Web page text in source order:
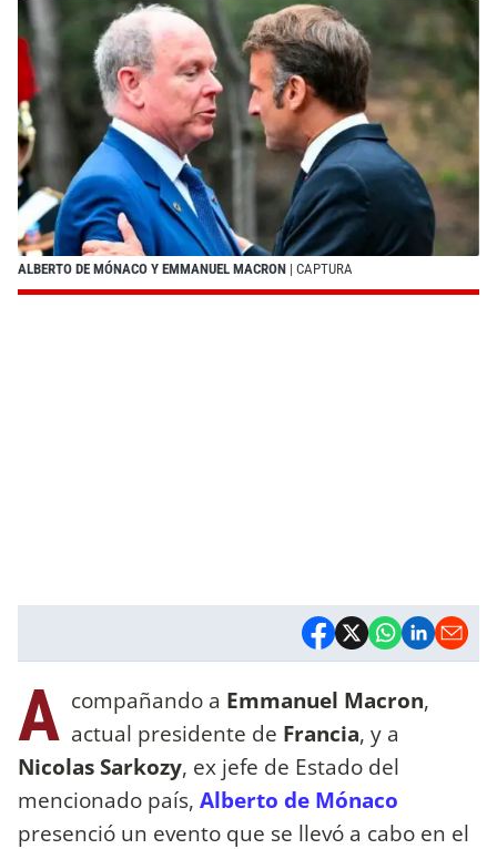
ALBERTO DE MÓNACO Y EMMANUEL MACRON | CAPTURA
A compañando a Emmanuel Macron,
actual presidente de Francia, y a
Nicolas Sarkozy, ex jefe de Estado del
mencionado país, Alberto de Mónaco
presenció un evento que se llevó a cabo en el